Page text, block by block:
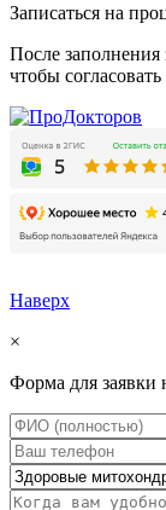
Записаться на
После заполнения
чтобы
Наверх
×
Форма для заявки